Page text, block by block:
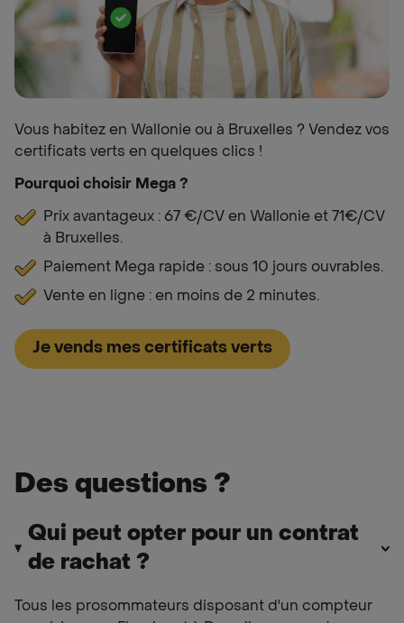
Vous habitez en Wallonie ou à Bruxelles ? Vendez vos
certificats verts en quelques clics !
Pourquoi choisir Mega ?
Prix avantageux : 67 €/CV en Wallonie et 71€/CV
à Bruxelles.
Paiement Mega rapide : sous 10 jours ouvrables.
Vente en ligne : en moins de 2 minutes.
Je vends mes certificats verts
Des questions ?
Qui peut opter pour un contrat
de rachat ?
Tous les prosommateurs disposant d'un compteur